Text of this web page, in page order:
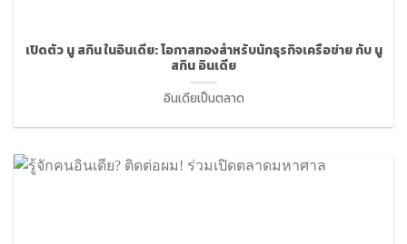
เปิดตัว นู สกิน ในอินเดีย: โอกาสทองสำหรับนักธุรกิจเครือข่าย กับ นู
สกิน อินเดีย
อินเดียเป็นตลาด